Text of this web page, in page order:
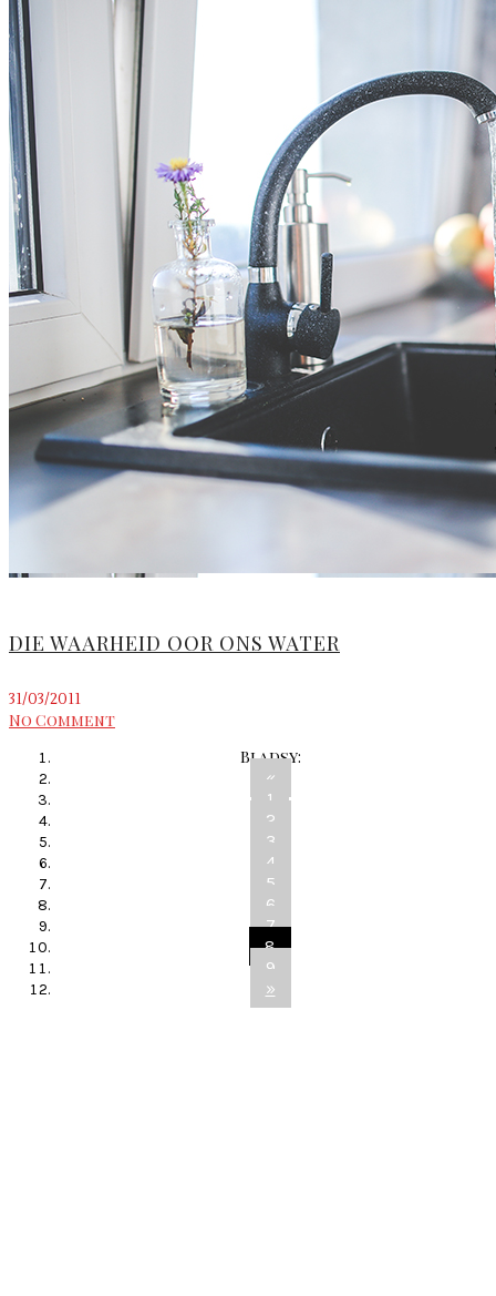
DIE WAARHEID OOR ONS WATER
31/03/2011
No Comment
Bladsy:
«
1
2
3
4
5
6
7
8
9
»